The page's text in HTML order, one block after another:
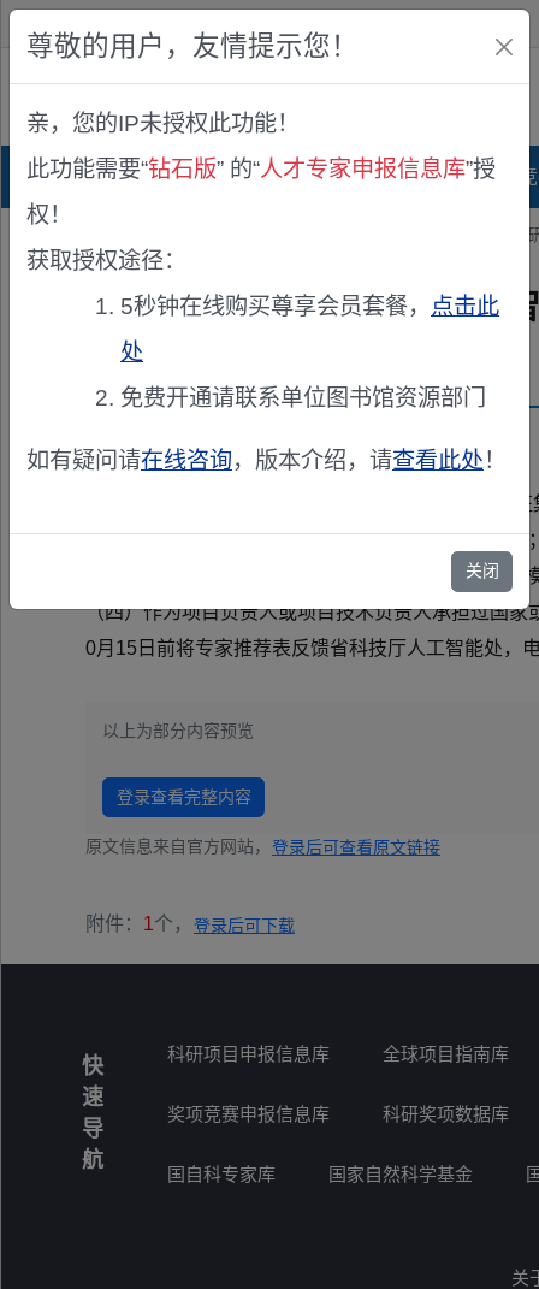
公众版
首页 科研项目库 项目指南库 奖项
> 安徽省科技厅关于征集“人工智能+科学
安徽省科技厅关于征集“人工
发布机构：
各市科技局，有关单位： 根据工作需要，现
洁，恪守职业道德和诚信准则，无严重不良诚信记
除外）； （三）从事人工智能+科学研究领域算法
（四）作为项目负责人或项目技术负责人承担过国
0月15日前将专家推荐表反馈省科技厅人工智能处，
以上为部分内容预览
登录查看完整内容
原文信息来自官方网站， 登录后可查看原文链接
附件： 1个， 登录后可下载
快
速
导
航
科研项目申报信息库 全球项目指南库
奖项竞赛申报信息库 科研奖项数据库
国自科专家库 国家自然科学基金
关
尊敬的用户，友情提示您！
亲，您的IP未授权此功能！
此功能需要“钻石版” 的“人才专家申报信息库”授
权！
获取授权途径：
5秒钟在线购买尊享会员套餐， 点击此
处
免费开通请联系单位图书馆资源部门
如有疑问请在线咨询，版本介绍，请查看此处！
关闭